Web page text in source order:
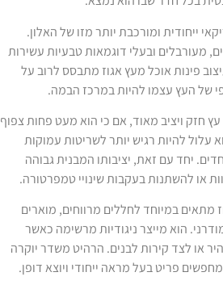
ומורכבת יותר מזו של האלון.
מעורבלים ובעלי דוגמאות טבעיות עשירות
פינות אוכל מעץ אגוז מתבסס לרוב על
של העץ עצמו להיות במרכז הבמה.
חזק ויציב מאוד, אם כי הוא מעט פחות צפוף
להיות רגיש יותר לשריטות עמוקות
יחד עם זאת, יציבותו המבנית גבוהה
או להשתנות בעקבות שינויי טמפרטורה.
מתאים במיוחד לחללים מרווחים, מוארים
הוא מייצר ניגודיות מרשימה כאשר
או לצד קירות לבנים. הרהיט משדר יוקרה
פריט בעל מראה ייחודי ויוצא דופן.